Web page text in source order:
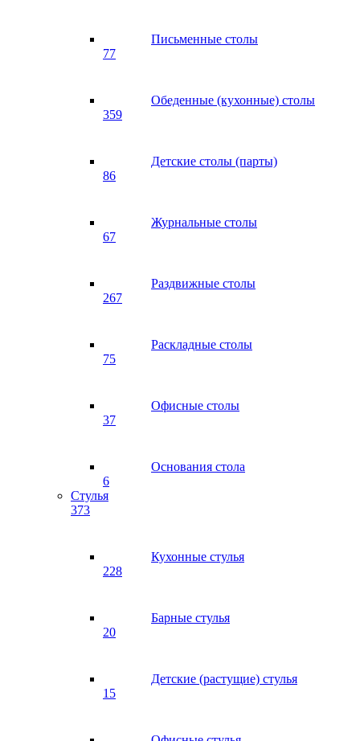
Письменные столы
77
Обеденные (кухонные) столы
359
Детские столы (парты)
86
Журнальные столы
67
Раздвижные столы
267
Раскладные столы
75
Офисные столы
37
Основания стола
6
Стулья
373
Кухонные стулья
228
Барные стулья
20
Детские (растущие) стулья
15